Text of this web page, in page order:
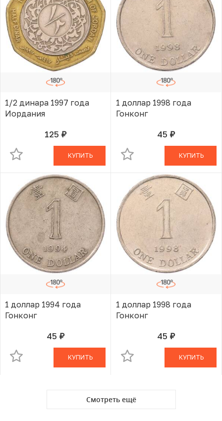
1/2 динара 1997 года
Иордания
125 руб.В КОРЗИНЕ
КУПИТЬ
1 доллар 1998 года
Гонконг
45 руб.В КОРЗИНЕ
КУПИТЬ
1 доллар 1994 года
Гонконг
45 руб.В КОРЗИНЕ
КУПИТЬ
1 доллар 1998 года
Гонконг
45 руб.В КОРЗИНЕ
КУПИТЬ
Смотреть ещё